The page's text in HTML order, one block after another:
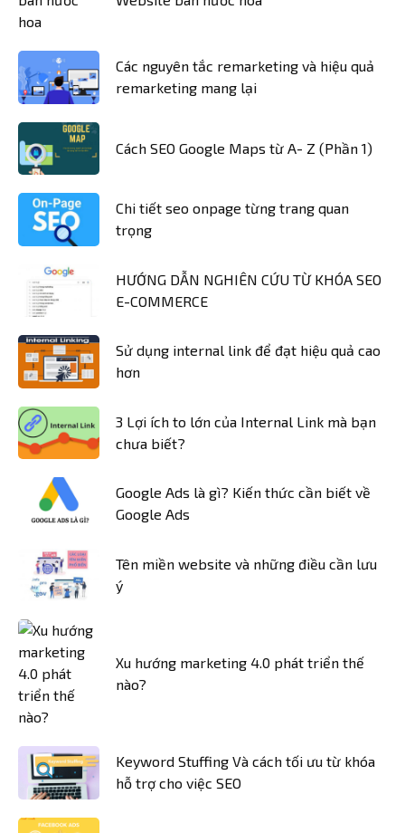
Các nguyên tắc remarketing và hiệu quả
remarketing mang lại
Cách SEO Google Maps từ A- Z (Phần 1)
Chi tiết seo onpage từng trang quan
trọng
HƯỚNG DẪN NGHIÊN CỨU TỪ KHÓA SEO
E-COMMERCE
Sử dụng internal link để đạt hiệu quả cao
hơn
3 Lợi ích to lớn của Internal Link mà bạn
chưa biết?
Google Ads là gì? Kiến thức cần biết về
Google Ads
Tên miền website và những điều cần lưu
ý
Xu hướng marketing 4.0 phát triển thế
nào?
Keyword Stuffing Và cách tối ưu từ khóa
hỗ trợ cho việc SEO